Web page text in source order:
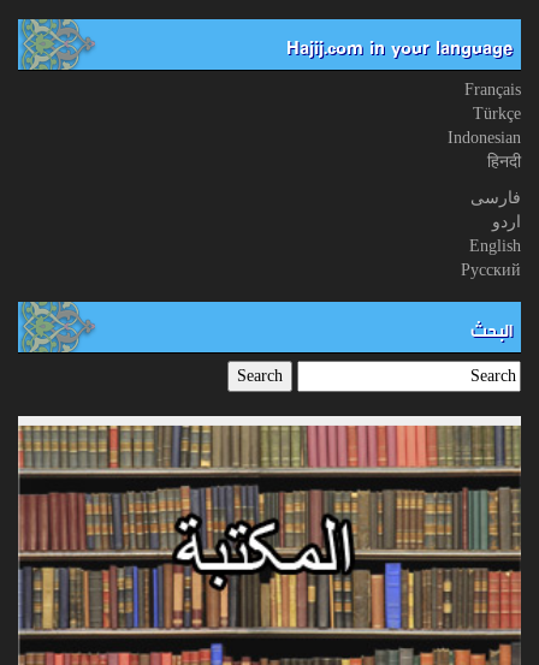
Hajij.com in your language
Français
Türkçe
Indonesian
हिनदी
فارسی
اردو
English
Русский
البحث